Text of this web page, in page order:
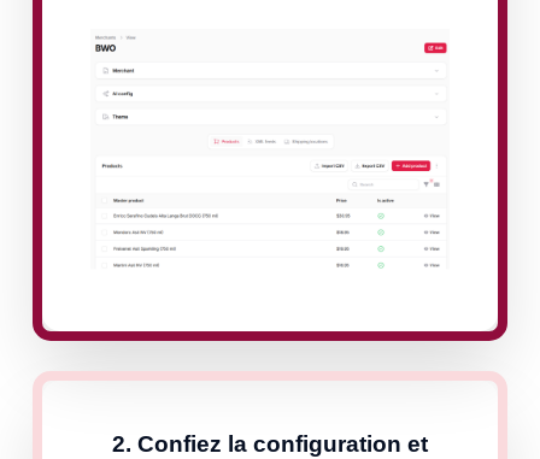
2. Confiez la configuration et